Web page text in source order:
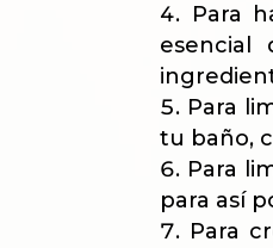
Para
esencial
Para
tu baño,
Para
para así
Para